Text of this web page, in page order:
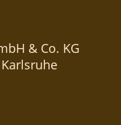
& Co. KG